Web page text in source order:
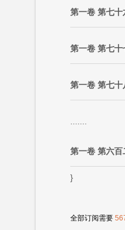
第一卷 第七十
第一卷 第七十
第一卷 第七十
第一卷 第六百
}
全部订阅需要